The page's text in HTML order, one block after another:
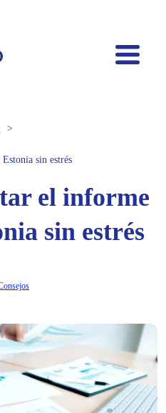
sin estrés
el informe
sin estrés